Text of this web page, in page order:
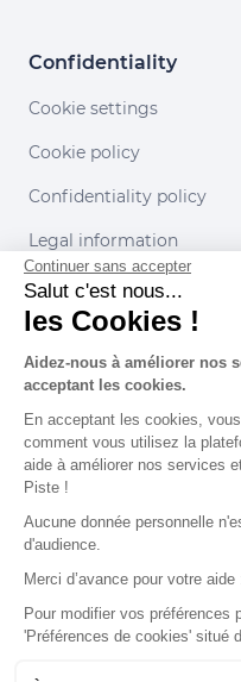
Confidentiality
Cookie settings
Cookie policy
Confidentiality policy
Legal information
Conditions of use
Our partners
Continuer sans accepter
Salut c'est nous...
les Cookies !
Aidez-nous à améliorer nos
acceptant les cookies.
En acceptant les cookies,
comment vous utilisez la
aide à améliorer nos services
Piste !
Aucune donnée personnelle
d'audience.
Merci d’avance pour votre aide
Pour modifier vos préférences
'Préférences de cookies' situé